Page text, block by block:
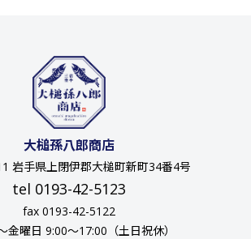
大槌孫八郎商店
岩手県上閉伊郡大槌町新町34番4号
tel 0193-42-5123
fax 0193-42-5122
金曜日 9:00〜17:00（土日祝休）